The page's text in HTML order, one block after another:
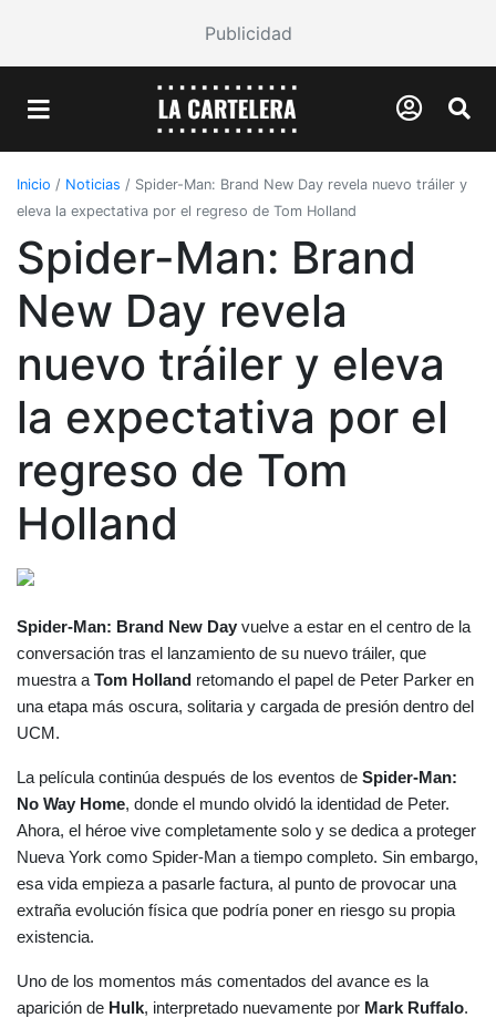
Publicidad
Inicio / Noticias / Spider-Man: Brand New Day revela nuevo tráiler y
eleva la expectativa por el regreso de Tom Holland
Spider-Man: Brand
New Day revela
nuevo tráiler y eleva
la expectativa por el
regreso de Tom
Holland
Spider-Man: Brand New Day vuelve a estar en el centro de la
conversación tras el lanzamiento de su nuevo tráiler, que
muestra a Tom Holland retomando el papel de Peter Parker en
una etapa más oscura, solitaria y cargada de presión dentro del
UCM.
La película continúa después de los eventos de Spider-Man:
No Way Home, donde el mundo olvidó la identidad de Peter.
Ahora, el héroe vive completamente solo y se dedica a proteger
Nueva York como Spider-Man a tiempo completo. Sin embargo,
esa vida empieza a pasarle factura, al punto de provocar una
extraña evolución física que podría poner en riesgo su propia
existencia.
Uno de los momentos más comentados del avance es la
aparición de Hulk, interpretado nuevamente por Mark Ruffalo.